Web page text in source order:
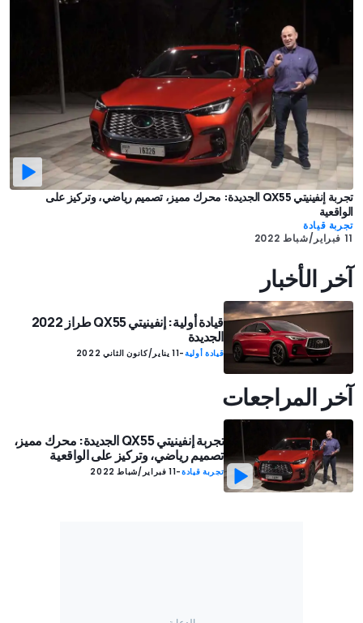
تجربة إنفينيتي QX55 الجديدة: محرك مميز، تصميم رياضي، وتركيز على
الواقعية
تجربة قيادة
11 فبراير/شباط 2022
آخر الأخبار
قيادة أولية: إنفينيتي QX55 طراز 2022
الجديدة
قيادة أولية-11 يناير/كانون الثاني 2022
آخر المراجعات
تجربة إنفينيتي QX55 الجديدة: محرك مميز،
تصميم رياضي، وتركيز على الواقعية
تجربة قيادة-11 فبراير/شباط 2022